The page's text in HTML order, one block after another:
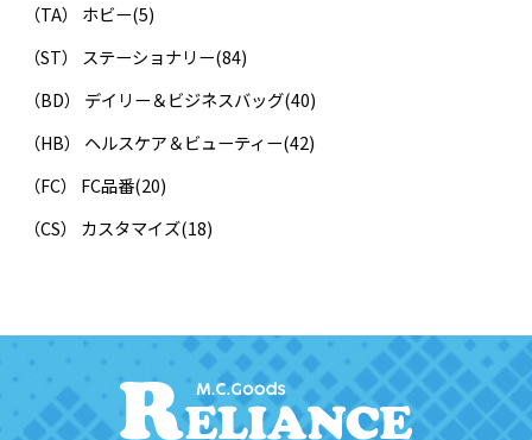
（TA） ホビー(5)
（ST） ステーショナリー(84)
（BD） デイリー＆ビジネスバッグ(40)
（HB） ヘルスケア＆ビューティー(42)
（FC） FC品番(20)
（CS） カスタマイズ(18)